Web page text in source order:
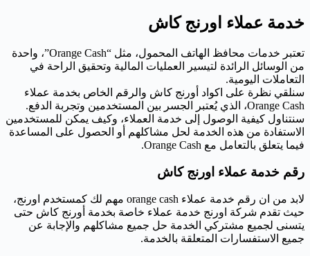
خدمة عملاء اورنج كاش
تعتبر خدمات محافظ الهاتف المحمول، مثل “Orange Cash”، واحدة
من الوسائل الرائدة لتيسير العمليات المالية وتحقيق الراحة في
التعاملات اليومية.
سنلقي نظرة على اكواد أورنج كاش والرقم الخاص بخدمة عملاء
Orange Cash، الذي يُعتبر الجسر بين المستخدمين وتجربة الدفع.
سنتناول كيفية الوصول إلى خدمة العملاء، وكيف يمكن للمستخدمين
الاستفادة من هذه الخدمة لحل مشاكلهم أو الحصول على المساعدة
فيما يتعلق بالتعامل مع Orange Cash.
رقم خدمة عملاء اورنج كاش
لابد من ان رقم خدمة عملاء orange cash مهم لك كمستخدم اورنج،
حيث تقدم شركة اورنج خدمة عملاء خاصة بخدمة أورنج كاش حتى
يتسنى لجميع مشتركي الخدمة حل جميع مشاكلهم والإجابة عن
جميع الاستفسارات المتعلقة بالخدمة.